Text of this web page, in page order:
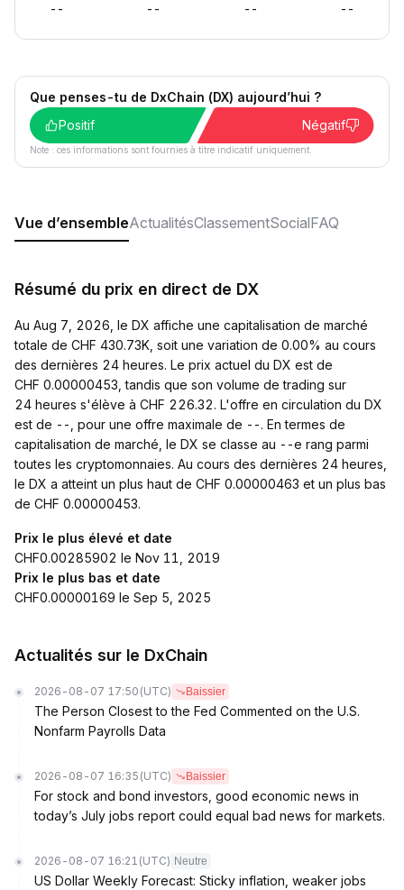
-- -- -- --
Que penses-tu de DxChain (DX) aujourd’hui ?
Positif
Négatif
Note : ces informations sont fournies à titre indicatif uniquement.
Vue d’ensembleActualitésClassementSocialFAQ
Résumé du prix en direct de DX
Au Aug 7, 2026, le DX affiche une capitalisation de marché
totale de CHF 430.73K, soit une variation de 0.00% au cours
des dernières 24 heures. Le prix actuel du DX est de
CHF 0.00000453, tandis que son volume de trading sur
24 heures s'élève à CHF 226.32. L'offre en circulation du DX
est de --, pour une offre maximale de --. En termes de
capitalisation de marché, le DX se classe au --e rang parmi
toutes les cryptomonnaies. Au cours des dernières 24 heures,
le DX a atteint un plus haut de CHF 0.00000463 et un plus bas
de CHF 0.00000453.
Prix le plus élevé et date
CHF0.00285902 le Nov 11, 2019
Prix le plus bas et date
CHF0.00000169 le Sep 5, 2025
Actualités sur le DxChain
2026-08-07 17:50 (UTC) Baissier
The Person Closest to the Fed Commented on the U.S.
Nonfarm Payrolls Data
2026-08-07 16:35 (UTC) Baissier
For stock and bond investors, good economic news in
today’s July jobs report could equal bad news for markets.
2026-08-07 16:21 (UTC) Neutre
US Dollar Weekly Forecast: Sticky inflation, weaker jobs